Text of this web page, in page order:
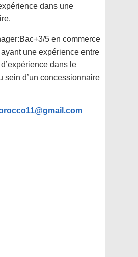
dans une
5 en commerce
une expérience entre
dans le
sein d’un concessionnaire